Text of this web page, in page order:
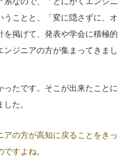
うことと、「変に隠さずに、オ
を掲げて、発表や学会に積極的
ンジニアの方が集まってきまし
ったです。そこが出来たことに
た。
アの方が高知に戻ることをきっ
すよね。